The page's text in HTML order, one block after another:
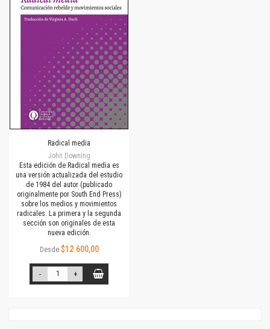
Radical media
John Downing
Esta edición de Radical media es
una versión actualizada del estudio
de 1984 del autor (publicado
originalmente por South End Press)
sobre los medios y movimientos
radicales. La primera y la segunda
sección son originales de esta
nueva edición.
Desde $12.600,00
- +